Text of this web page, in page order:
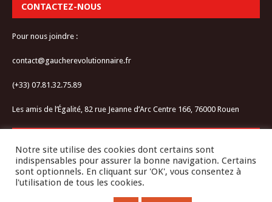
CONTACTEZ-NOUS
Pour nous joindre :
contact@gaucherevolutionnaire.fr
(+33) 07.81.32.75.89
Les amis de l’Égalité, 82 rue Jeanne d’Arc Centre 166, 76000 Rouen
Notre site utilise des cookies dont certains sont
indispensables pour assurer la bonne navigation. Certains
sont optionnels. En cliquant sur 'OK', vous consentez à
l'utilisation de tous les cookies.